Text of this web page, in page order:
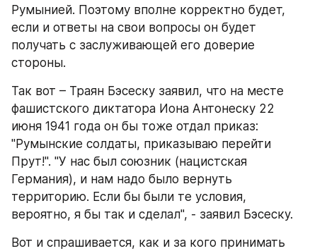
Румынией. Поэтому вполне корректно будет,
если и ответы на свои вопросы он будет
получать с заслуживающей его доверие
стороны.
Так вот – Траян Бэсеску заявил, что на месте
фашистского диктатора Иона Антонеску 22
июня 1941 года он бы тоже отдал приказ:
"Румынские солдаты, приказываю перейти
Прут!". "У нас был союзник (нацистская
Германия), и нам надо было вернуть
территорию. Если бы были те условия,
вероятно, я бы так и сделал", - заявил Бэсеску.
Вот и спрашивается, как и за кого принимать